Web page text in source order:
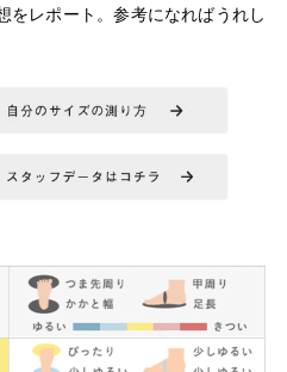
をレポート。参考になればうれし